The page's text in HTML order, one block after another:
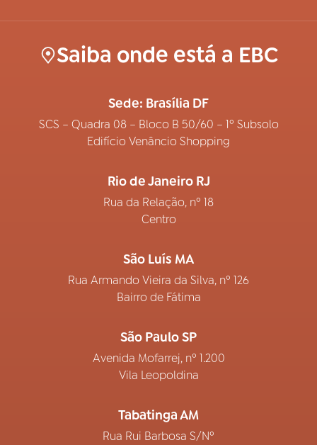
Saiba onde está a EBC
Sede: Brasília DF
SCS – Quadra 08 – Bloco B 50/60 – 1º Subsolo
Edifício Venâncio Shopping
Rio de Janeiro RJ
Rua da Relação, nº 18
Centro
São Luís MA
Rua Armando Vieira da Silva, nº 126
Bairro de Fátima
São Paulo SP
Avenida Mofarrej, nº 1.200
Vila Leopoldina
Tabatinga AM
Rua Rui Barbosa S/Nº